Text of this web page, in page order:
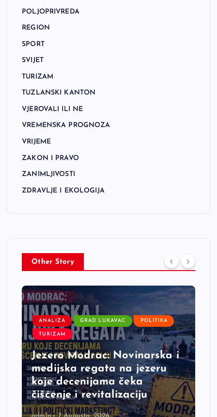
POLJOPRIVREDA
REGION
SPORT
SVIJET
TURIZAM
TUZLANSKI KANTON
VJEROVALI ILI NE
VREMENSKA PROGNOZA
VRIJEME
ZAKON I PRAVO
ZANIMLJIVOSTI
ZDRAVLJE I EKOLOGIJA
Other Story
ANALIZA GRAD LUKAVAC POLITIKA
TURIZAM
Jezero Modrac: Novinarska i
medijska regata na jezeru
koje decenijama čeka
čišćenje i revitalizaciju